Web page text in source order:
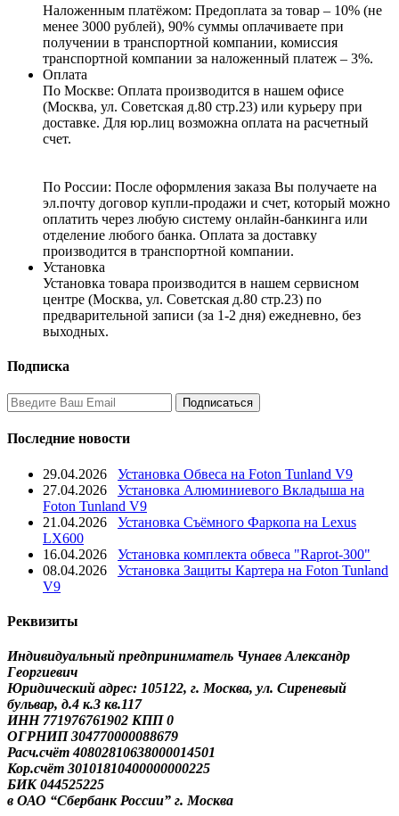
Наложенным платёжом: Предоплата за товар – 10% (не
менее 3000 рублей), 90% суммы оплачиваете при
получении в транспортной компании, комиссия
транспортной компании за наложенный платеж – 3%.
Оплата
По Москве: Оплата производится в нашем офисе
(Москва, ул. Советская д.80 стр.23) или курьеру при
доставке. Для юр.лиц возможна оплата на расчетный
счет.
По России: После оформления заказа Вы получаете на
эл.почту договор купли-продажи и счет, который можно
оплатить через любую систему онлайн-банкинга или
отделение любого банка. Оплата за доставку
производится в транспортной компании.
Установка
Установка товара производится в нашем сервисном
центре (Москва, ул. Советская д.80 стр.23) по
предварительной записи (за 1-2 дня) ежедневно, без
выходных.
Подписка
Последние новости
29.04.2026
Установка Обвеса на Foton Tunland V9
27.04.2026
Установка Алюминиевого Вкладыша на
Foton Tunland V9
21.04.2026
Установка Съёмного Фаркопа на Lexus
LX600
16.04.2026
Установка комплекта обвеса "Raprot-300"
08.04.2026
Установка Защиты Картера на Foton Tunland
V9
Реквизиты
Индивидуальный предприниматель Чунаев Александр
Георгиевич
Юридический адрес: 105122, г. Москва, ул. Сиреневый
бульвар, д.4 к.3 кв.117
ИНН 771976761902 КПП 0
ОГРНИП 304770000088679
Расч.счёт 40802810638000014501
Кор.счёт 30101810400000000225
БИК 044525225
в ОАО “Сбербанк России” г. Москва